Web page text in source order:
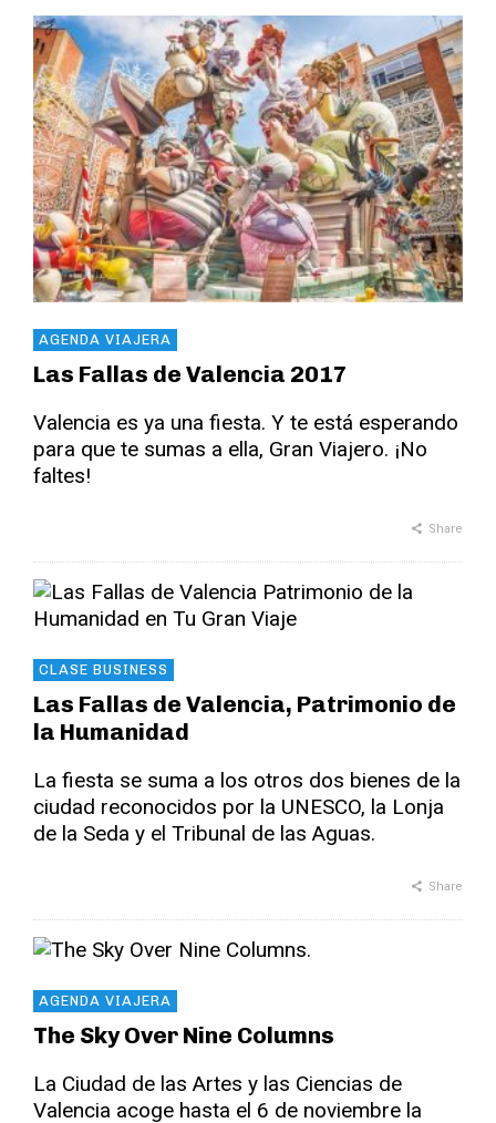
AGENDA VIAJERA
Las Fallas de Valencia 2017
Valencia es ya una fiesta. Y te está esperando
para que te sumas a ella, Gran Viajero. ¡No
faltes!
Share
CLASE BUSINESS
Las Fallas de Valencia, Patrimonio de
la Humanidad
La fiesta se suma a los otros dos bienes de la
ciudad reconocidos por la UNESCO, la Lonja
de la Seda y el Tribunal de las Aguas.
Share
AGENDA VIAJERA
The Sky Over Nine Columns
La Ciudad de las Artes y las Ciencias de
Valencia acoge hasta el 6 de noviembre la